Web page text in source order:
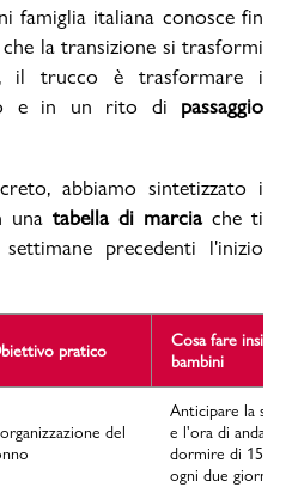
famiglia italiana conosce fin
la transizione si trasformi
il trucco è trasformare i
e in un rito di passaggio
abbiamo sintetizzato i
una tabella di marciache ti
precedenti l'inizio
pratico
Cosa fare
bambini
del
Anticipare la
e l'ora di andare a
dormire di 15
ogni due giorni.